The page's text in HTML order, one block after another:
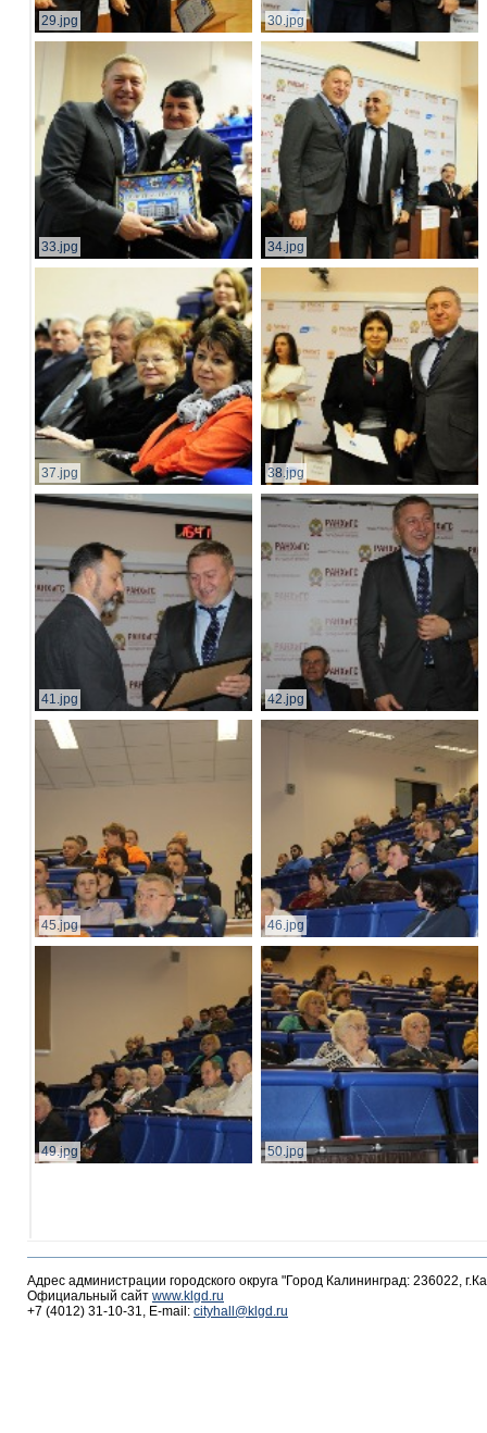
29.jpg 30.jpg
33.jpg 34.jpg
37.jpg 38.jpg
41.jpg 42.jpg
45.jpg 46.jpg
49.jpg 50.jpg
Адрес администрации городского округа "Город Калининград: 236022,
Официальный сайт www.klgd.ru
+7 (4012) 31-10-31, E-mail: cityhall@klgd.ru